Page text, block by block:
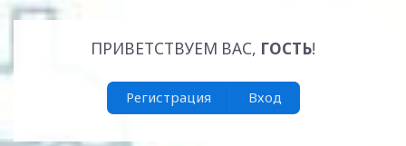
ПРИВЕТСТВУЕМ ВАС, ГОСТЬ!
Регистрация Вход